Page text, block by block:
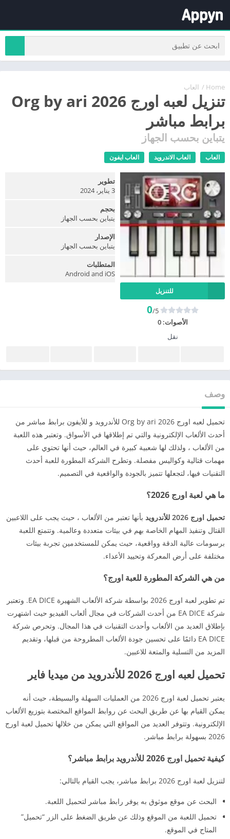
Home
/ العاب
تنزيل لعبه اورج 2026 Org by ari
برابط مباشر
يتباين بحسب الجهاز
العاب العاب الاندرويد العاب ايفون
للتنزيل
0/5
الأصوات:0
نقل
تطوير
3 يناير، 2024
بحجم
يتباين بحسب الجهاز
الإصدار
يتباين بحسب الجهاز
المتطلبات
Android and iOS
وصف
تحميل لعبه اورج 2026 Org by ari للأندرويد و للأيفون برابط مباشر من
أحدث الألعاب الإلكترونية والتي تم إطلاقها في الأسواق. وتعتبر هذه اللعبة
من الألعاب ، ولذلك لها شعبية كبيرة في العالم، حيث أنها تحتوي على
مهمات قتالية وكواليس مفصلة. وتطرح الشركة المطورة للعبة أحدث
التقنيات فيها، لتجعلها تتميز بالجودة والواقعية في التصميم.
ما هي لعبة اورج 2026؟
تحميل اورج 2026 للأندرويد
بأنها تعتبر من الألعاب ، حيث يجب على اللاعبين
القتال وتنفيذ المهام الخاصة بهم في بيئات متعددة وعالمية. وتتمتع اللعبة
برسومات عالية الدقة وواقعية، حيث يمكن للمستخدمين تجربة بيئات
مختلفة على أرض المعركة وتحييد الأعداء.
من هي الشركة المطورة للعبة اورج؟
تم تطوير لعبة اورج 2026 بواسطة شركة الألعاب الشهيرة EA DICE. وتعتبر
شركة EA DICE من أحدث الشركات في مجال ألعاب الفيديو حيث اشتهرت
بإطلاق العديد من الألعاب وأحدث التقنيات في هذا المجال. وتحرص شركة
EA DICE دائمًا على تحسين جودة الألعاب المطروحة من قبلها، وتقديم
المزيد من التسلية والمتعة للاعبين.
تحميل لعبه اورج 2026 للأندرويد من ميديا فاير
يعتبر تحميل لعبة اورج 2026 من العمليات السهلة والبسيطة، حيث أنه
يمكن القيام بها عن طريق البحث عن روابط المواقع المختصة بتوزيع الألعاب
الإلكترونية. وتتوفر العديد من المواقع التي يمكن من خلالها تحميل لعبة اورج
2026 بسهولة برابط مباشر.
كيفية تحميل اورج 2026 للأندرويد برابط مباشر؟
لتنزيل لعبة اورج 2026 برابط مباشر، يجب القيام بالتالي:
البحث عن موقع موثوق به يوفر رابط مباشر لتحميل اللعبة.
تحميل اللعبة من الموقع وذلك عن طريق الضغط على الزر “تحميل”
المتاح في الموقع.